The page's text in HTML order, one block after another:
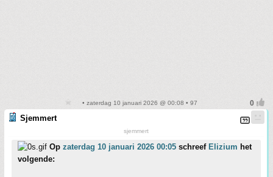
• zaterdag 10 januari 2026 @ 00:08 • 97
Sjemmert
sjemmert
Op zaterdag 10 januari 2026 00:05 schreef Elizium het
volgende: